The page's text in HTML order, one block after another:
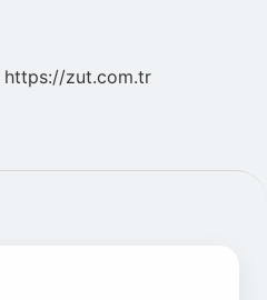
https://zut.com.tr